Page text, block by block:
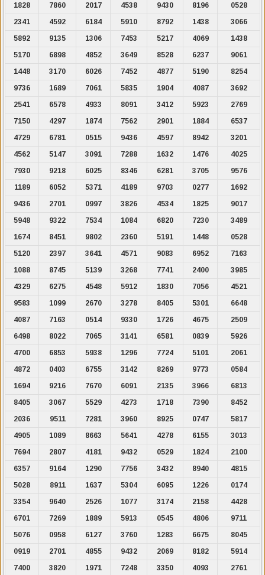
1828
7860 2017 4538 9430 8196
0528
2341
4592 6184 5910 8792 1438
3066
5892
9135 1306 7453 5217 4069
1438
5170
6898 4852 3649 8528 6237
9061
1448
3170 6026 7452 4877 5190
8254
9736
1689 7061 5835 1904 4087
3692
2541
6578 4933 8091 3412 5923
2769
7150
4297 1874 7562 2901 1884
6537
4729
6781 0515 9436 4597 8942
3201
4562
5147 3091 7288 1632 1476
4025
7930
9218 6025 8346 6281 3705
9576
1189
6052 5371 4189 9703 0277
1692
9436
2701 0997 3826 4534 1825
9017
5948
9322 7534 1084 6820 7230
3489
1674
8451 9802 2360 5191 1448
0528
5120
2397 3641 4571 9083 6952
7163
1088
8745 5139 3268 7741 2400
3985
4329
6275 4548 5912 1830 7056
4521
9583
1099 2670 3278 8405 5301
6648
4087
7163 0514 9330 1726 4675
2509
6498
8022 7065 3141 6581 0839
5926
4700
6853 5938 1296 7724 5101
2061
4872
0403 6755 3142 8269 9773
0584
1694
9216 7670 6091 2135 3966
6813
8405
3067 5529 4273 1718 7390
8452
2036
9511 7281 3960 8925 0747
5817
4905
1089 8663 5641 4278 6155
3013
7694
2807 4181 9432 0529 1824
2100
6357
9164 1290 7756 3432 8940
4815
5028
8911 1637 5304 6095 1226
0174
3354
9640 2526 1077 3174 2158
4428
6701
7269 1889 5913 0545 4806
9711
5076
0958 6127 3760 1283 6675
8045
0919
2701 4855 9432 2069 8182
5914
7400
3820 1971 7248 3350 4093
2761